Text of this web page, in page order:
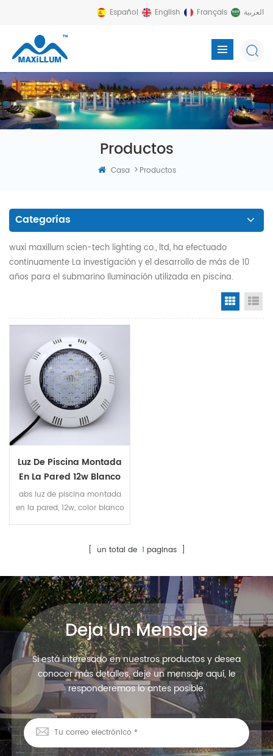
Español English Français العربية
Productos
Casa > Productos
Categorías
wuxi maxillum scien-tech lighting co., ltd, ha efectuado
continuamente La investigación y el desarrollo de más de 10
años para el submarino Iluminación utilizada en piscina.
Grid
Luz De Piscina Montada
En La Pared 12w Blanco
abs luz de piscina montada
en la pared, 12w, color blanco
6400k, diámetro 275 mm
[ un total de 1 paginas ]
Deja Un Mensaje
Si está interesado en nuestros productos y desea
conocer más detalles, deje un mensaje aquí, le
responderemos lo antes posible.